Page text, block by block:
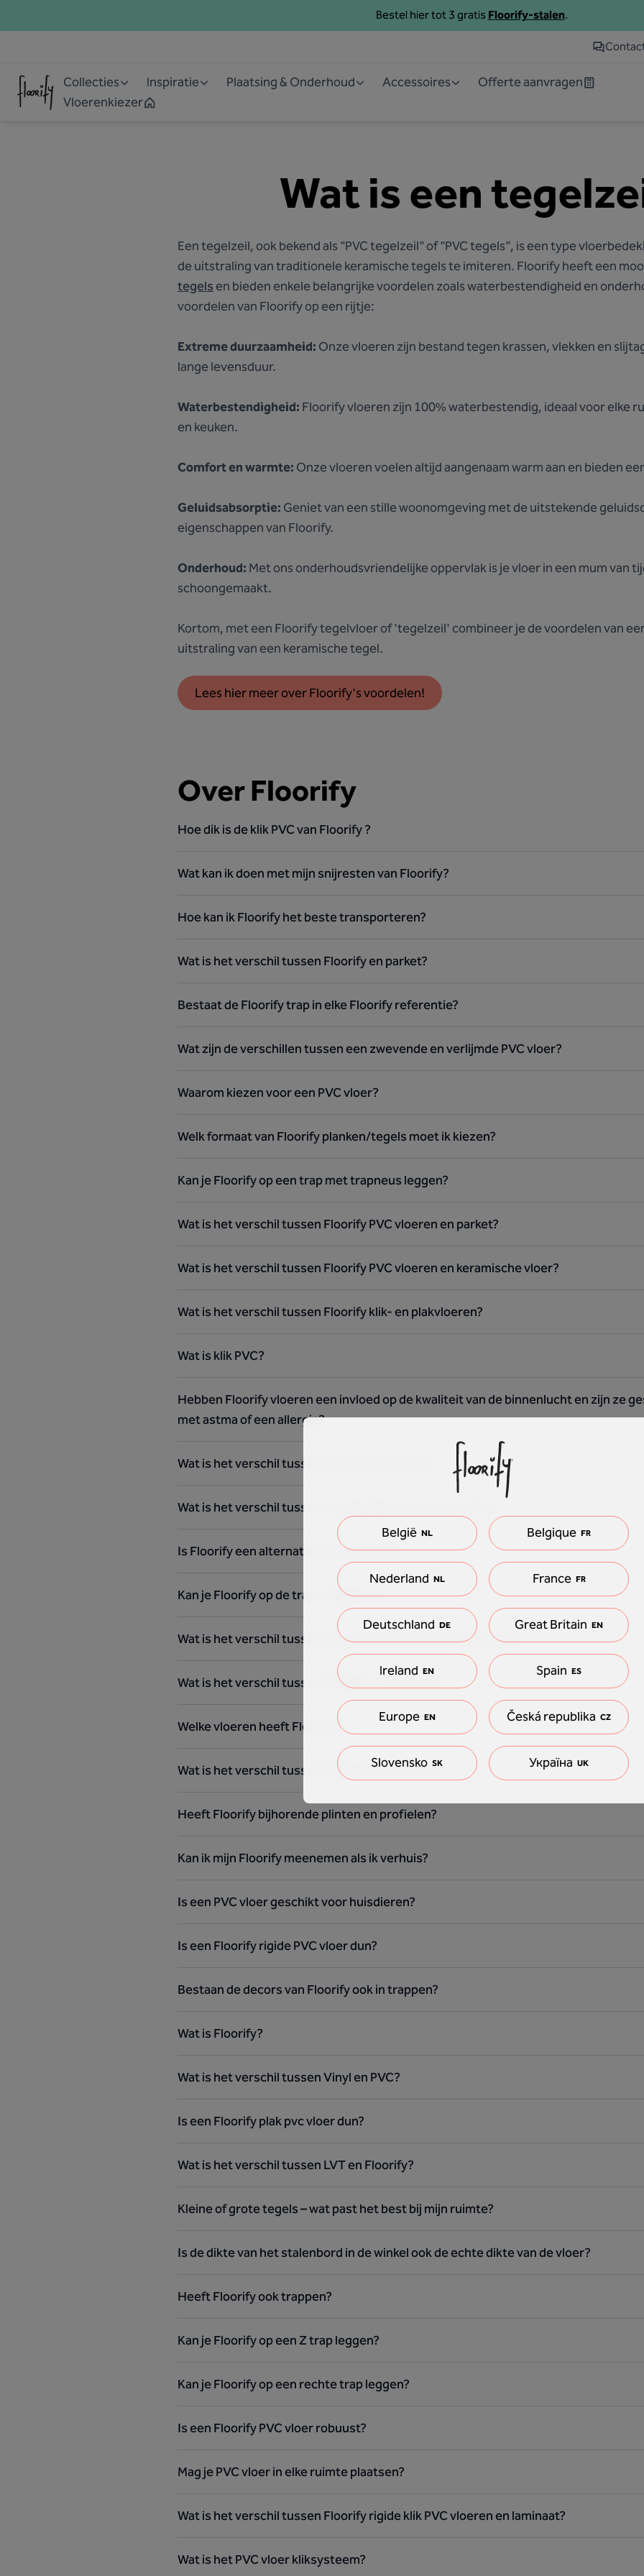
Bestel hier tot 3 gratis Floorify-stalen.
Collecties Inspiratie Plaatsing & Onderhoud Accessoires
Offerte aanvragen
Vloerenkiezer
Wat is een
Een tegelzeil, ook bekend als "PVC tegelzeil" of "PVC tegels", is een type
de uitstraling van traditionele keramische tegels te imiteren. Floorify heeft een
tegels en bieden enkele belangrijke voordelen zoals waterbestendigheid en
voordelen van Floorify op een rijtje:
Extreme duurzaamheid: Onze vloeren zijn bestand tegen krassen, vlekken en
lange levensduur.
Waterbestendigheid: Floorify vloeren zijn 100% waterbestendig, ideaal voor elke
en keuken.
Comfort en warmte: Onze vloeren voelen altijd aangenaam warm aan en bieden
Geluidsabsorptie: Geniet van een stille woonomgeving met de uitstekende
eigenschappen van Floorify.
Onderhoud: Met ons onderhoudsvriendelijke oppervlak is je vloer in een mum van
schoongemaakt.
Kortom, met een Floorify tegelvloer of 'tegelzeil' combineer je de voordelen van
uitstraling van een keramische tegel.
Lees hier meer over Floorify's voordelen!
Over Floorify
Hoe dik is de klik PVC van Floorify ?
Wat kan ik doen met mijn snijresten van Floorify?
Hoe kan ik Floorify het beste transporteren?
Wat is het verschil tussen Floorify en parket?
Bestaat de Floorify trap in elke Floorify referentie?
Wat zijn de verschillen tussen een zwevende en verlijmde PVC vloer?
Waarom kiezen voor een PVC vloer?
Welk formaat van Floorify planken/tegels moet ik kiezen?
Kan je Floorify op een trap met trapneus leggen?
Wat is het verschil tussen Floorify PVC vloeren en parket?
Wat is het verschil tussen Floorify PVC vloeren en keramische vloer?
Wat is het verschil tussen Floorify klik- en plakvloeren?
Wat is klik PVC?
Hebben Floorify vloeren een invloed op de kwaliteit van de binnenlucht en zijn ze
met astma of een allergie?
Wat is het verschil tussen klik PVC en Floorify?
Wat is het verschil tussen Floorify klikvloeren en Novilon?
Is Floorify een alternatief voor laminaat?
Kan je Floorify op de trap installeren?
Wat is het verschil tussen Floorify en zelfklevende PVC vloer?
Wat is het verschil tussen Floorify en gietvloer?
Welke vloeren heeft Floorify?
Wat is het verschil tussen Floorify en kurkvloer?
Heeft Floorify bijhorende plinten en profielen?
Kan ik mijn Floorify meenemen als ik verhuis?
Is een PVC vloer geschikt voor huisdieren?
Is een Floorify rigide PVC vloer dun?
Bestaan de decors van Floorify ook in trappen?
Wat is Floorify?
Wat is het verschil tussen Vinyl en PVC?
Is een Floorify plak pvc vloer dun?
Wat is het verschil tussen LVT en Floorify?
Kleine of grote tegels – wat past het best bij mijn ruimte?
Is de dikte van het stalenbord in de winkel ook de echte dikte van de vloer?
Heeft Floorify ook trappen?
Kan je Floorify op een Z trap leggen?
Kan je Floorify op een rechte trap leggen?
Is een Floorify PVC vloer robuust?
Mag je PVC vloer in elke ruimte plaatsen?
Wat is het verschil tussen Floorify rigide klik PVC vloeren en laminaat?
Wat is het PVC vloer kliksysteem?
België NL Belgique FR
Nederland NL France FR
Deutschland DE Great Britain EN
Ireland EN Spain ES
Europe EN Česká republika CZ
Slovensko SK Україна UK